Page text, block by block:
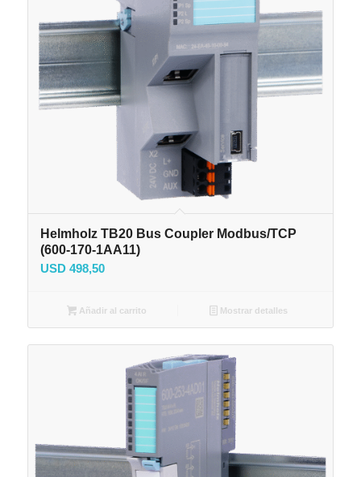
Helmholz TB20 Bus Coupler Modbus/TCP
(600-170-1AA11)
USD498,50
Añadir al carrito Mostrar detalles